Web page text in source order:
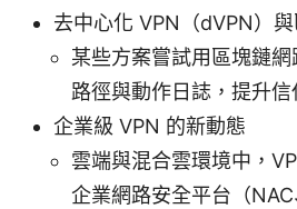
去中心化 VPN（dVPN）
某些方案嘗試用區塊鏈
路徑與動作日誌，提升信
企業級 VPN 的新動態
雲端與混合雲環境中，
企業網路安全平台（